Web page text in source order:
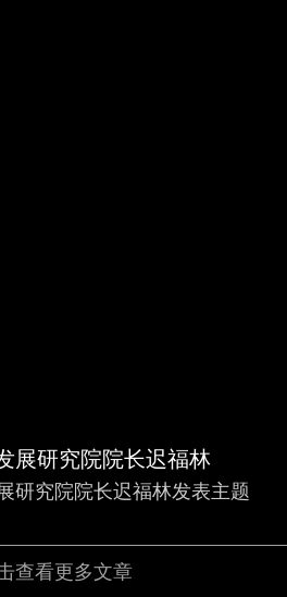
展研究院院长迟福林
研究院院长迟福林发表主题
查看更多文章